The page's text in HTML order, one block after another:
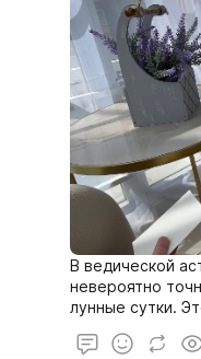
В ведической
невероятно
лунные сутки.
особое
внутреннее